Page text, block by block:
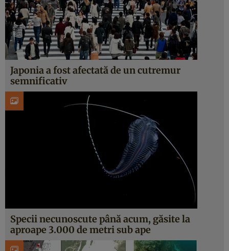
Japonia a fost afectată de un cutremur
semnificativ
Specii necunoscute până acum, găsite la
aproape 3.000 de metri sub ape